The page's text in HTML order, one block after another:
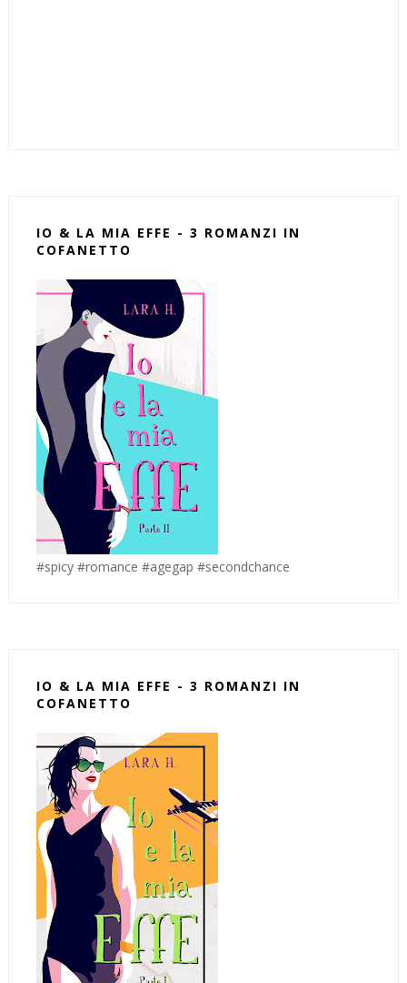
IO & LA MIA EFFE - 3 ROMANZI IN
COFANETTO
#spicy #romance #agegap #secondchance
IO & LA MIA EFFE - 3 ROMANZI IN
COFANETTO